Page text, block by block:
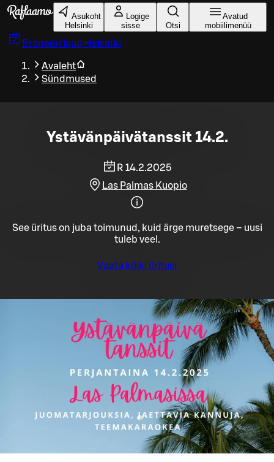
Liigu peamise sisu juurde
Asukoht
Helsinki
Logige
sisse
Otsi
Avatud
mobiilimenüü
Broneeri laud Helsinki
Avaleht
Sündmused
Ystävänpäivätanssit 14.2.
R 14.2.2025
Las Palmas Kuopio
See üritus on juba toimunud, kuid ärge muretsege – uusi
tuleb veel.
Vaata kõiki üritusi